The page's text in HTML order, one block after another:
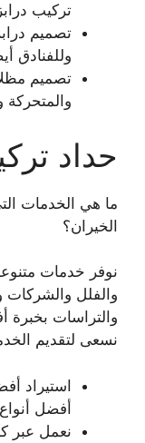
تركيب
تصميم
وللفنادق
تصميم
والمتحركة
حداد
ما هي الخدمات
الخيران؟
نوفر خدمات
والفلل والشركات
والتراسات بخبرة
نسعى لتقديم
استيراد
أفضل
نعمل عبر